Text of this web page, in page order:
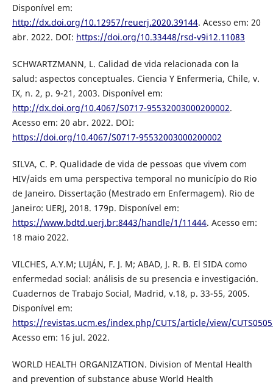
Disponível em:
http://dx.doi.org/10.12957/reuerj.2020.39144. Acesso em: 20
abr. 2022. DOI: https://doi.org/10.33448/rsd-v9i12.11083
SCHWARTZMANN, L. Calidad de vida relacionada con la
salud: aspectos conceptuales. Ciencia Y Enfermeria, Chile, v.
IX, n. 2, p. 9-21, 2003. Disponível em:
http://dx.doi.org/10.4067/S0717-95532003000200002.
Acesso em: 20 abr. 2022. DOI:
https://doi.org/10.4067/S0717-95532003000200002
SILVA, C. P. Qualidade de vida de pessoas que vivem com
HIV/aids em uma perspectiva temporal no município do Rio
de Janeiro. Dissertação (Mestrado em Enfermagem). Rio de
Janeiro: UERJ, 2018. 179p. Disponível em:
https://www.bdtd.uerj.br:8443/handle/1/11444. Acesso em:
18 maio 2022.
VILCHES, A.Y.M; LUJÁN, F. J. M; ABAD, J. R. B. El SIDA como
enfermedad social: análisis de su presencia e investigación.
Cuadernos de Trabajo Social, Madrid, v.18, p. 33-55, 2005.
Disponível em:
https://revistas.ucm.es/index.php/CUTS/article/view/
Acesso em: 16 jul. 2022.
WORLD HEALTH ORGANIZATION. Division of Mental Health
and prevention of substance abuse World Health